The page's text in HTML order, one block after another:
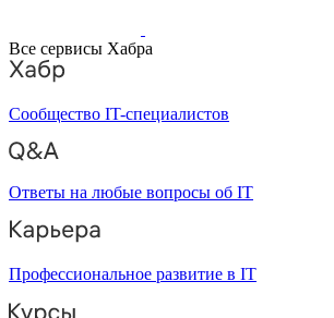
Все сервисы Хабра
Сообщество IT-специалистов
Ответы на любые вопросы об IT
Профессиональное развитие в IT